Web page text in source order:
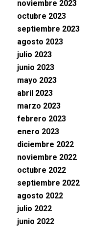
noviembre 2023
octubre 2023
septiembre 2023
agosto 2023
julio 2023
junio 2023
mayo 2023
abril 2023
marzo 2023
febrero 2023
enero 2023
diciembre 2022
noviembre 2022
octubre 2022
septiembre 2022
agosto 2022
julio 2022
junio 2022